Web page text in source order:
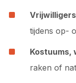
tijdens op-
Kostuums,
raken of